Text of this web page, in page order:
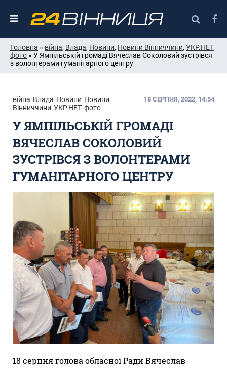
Головна » війна, Влада, Новини, Новини Вінниччини, УКР.НЕТ,
фото » У Ямпільській громаді Вячеслав Соколовий зустрівся
з волонтерами гуманітарного центру
війна Влада Новини Новини
Вінниччини УКР.НЕТ фото
18 СЕРПНЯ, 2022, 14:54
У ЯМПІЛЬСЬКІЙ ГРОМАДІ
ВЯЧЕСЛАВ СОКОЛОВИЙ
ЗУСТРІВСЯ З ВОЛОНТЕРАМИ
ГУМАНІТАРНОГО ЦЕНТРУ
18 серпня голова обласної Ради Вячеслав